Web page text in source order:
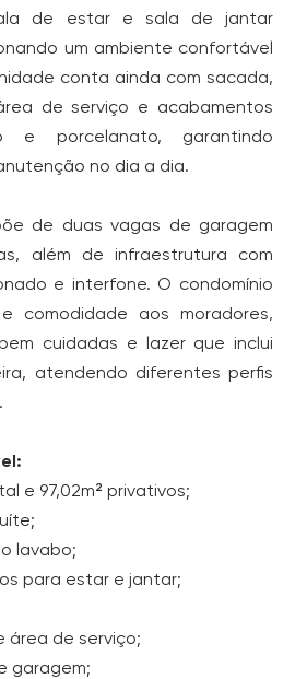
de estar e sala de jantar
um ambiente confortável
conta ainda com sacada,
de serviço e acabamentos
e porcelanato, garantindo
no dia a dia.
de duas vagas de garagem
além de infraestrutura com
e interfone. O condomínio
comodidade aos moradores,
cuidadas e lazer que inclui
atendendo diferentes perfis
e 97,02m² privativos;
lavabo;
para estar e jantar;
área de serviço;
garagem;